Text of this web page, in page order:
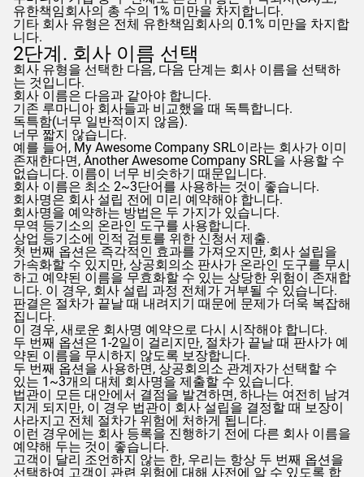
유한책임회사의 총 수의 1% 미만을 차지합니다.
기타 회사 유형은 전체 유한책임회사의 0.1% 미만을 차지합
니다.
2단계. 회사 이름 선택
회사 유형을 선택한 다음, 다음 단계는 회사 이름을 선택하
는 것입니다.
회사 이름은 다음과 같아야 합니다.
기존 루마니아 회사들과 비교했을 때 독특합니다.
독특함(너무 일반적이지 않음).
너무 짧지 않습니다.
예를 들어, My Awesome Company SRL이라는 회사가 이미
존재한다면, Another Awesome Company SRL을 사용할 수
없습니다. 이름이 너무 비슷하기 때문입니다.
회사 이름은 최소 2~3단어를 사용하는 것이 좋습니다.
회사명은 회사 설립 전에 미리 예약해야 합니다.
회사명을 예약하는 방법은 두 가지가 있습니다.
무역 등기소의 온라인 도구를 사용합니다.
상업 등기소에 인적 검토를 위한 신청서 제출.
첫 번째 옵션은 즉각적인 효과를 가져오지만, 회사 설립을
가속화할 수 있지만, 상공회의소 판사가 온라인 도구를 무시
하고 예약된 이름을 무효화할 수 있는 상당한 위험이 존재합
니다. 이 경우, 회사 설립 과정 전체가 거부될 수 있습니다.
판결은 절차가 끝날 때 내려지기 때문에 문제가 더욱 복잡해
집니다.
이 경우, 새로운 회사명 예약으로 다시 시작해야 합니다.
두 번째 옵션은 1-2일이 걸리지만, 절차가 끝날 때 판사가 예
약된 이름을 무시하지 않도록 보장합니다.
두 번째 옵션을 사용하면, 상공회의소 관계자가 선택할 수
있는 1~3개의 대체 회사명을 제출할 수 있습니다.
법관이 모든 대안에서 결점을 발견하면, 하나는 여전히 남겨
지게 되지만, 이 경우 법관이 회사 설립을 결정할 때 보장이
사라지고 전체 절차가 위험에 처하게 됩니다.
이런 경우에는 회사 등록을 진행하기 전에 다른 회사 이름을
예약해 두는 것이 좋습니다.
고객이 달리 조언하지 않는 한, 우리는 항상 두 번째 옵션을
선택하여 고객이 관련 위험에 대해 사전에 알 수 있도록 합